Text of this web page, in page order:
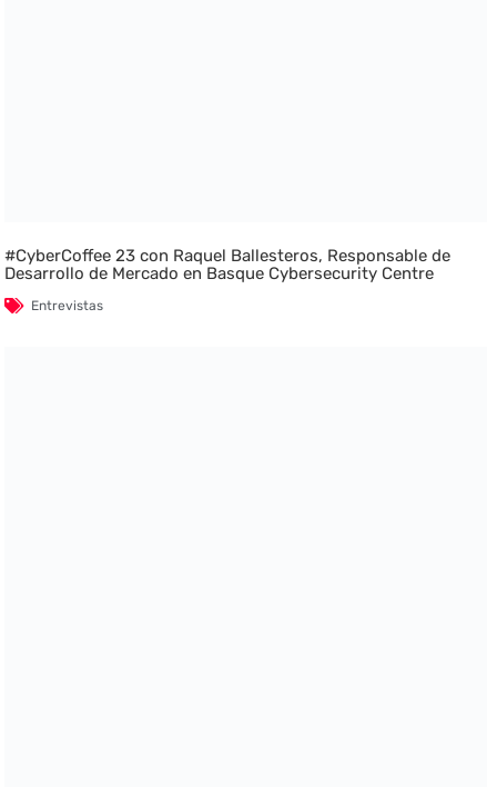
#CyberCoffee 23 con Raquel Ballesteros, Responsable de
Desarrollo de Mercado en Basque Cybersecurity Centre
Entrevistas